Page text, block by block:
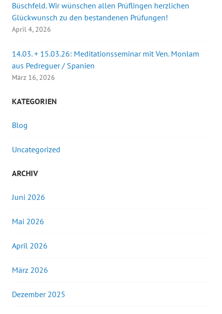
Büschfeld. Wir wünschen allen Prüflingen herzlichen
Glückwunsch zu den bestandenen Prüfungen!
April 4, 2026
14.03. + 15.03.26: Meditationsseminar mit Ven. Monlam
aus Pedreguer / Spanien
März 16, 2026
KATEGORIEN
Blog
Uncategorized
ARCHIV
Juni 2026
Mai 2026
April 2026
März 2026
Dezember 2025